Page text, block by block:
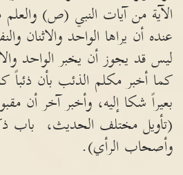
الآية من آيات النبي (ص)
عنده أن يراها الواحد والاثنان
ليس قد يجوز أن يخبر الواحد
كما أخبر مكلم الذئب بأن ذئباً
بعيراً شكا إليه، وأخبر آخر أن
(تأويل مختلف الحديث، باب
وأصحاب الرأي).